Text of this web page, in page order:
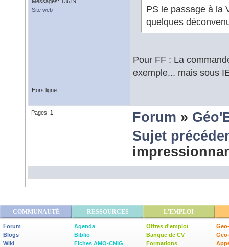
Site web
PS le passage à la
quelques
Pour FF : La
exemple... mais sous
Hors ligne
Pages: 1 Forum »
Sujet
COMMUNAUTÉ RESSOURCES L'EMPLOI
Forum
Blogs
Wiki
Agenda
Biblio
Fiches AMO-CNIG
Offres d'emploi
Banque de CV
Formations